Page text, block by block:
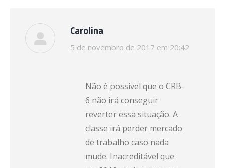
Carolina
disse:
5 de novembro de 2017 em 20:42
Não é possível que o CRB-
6 não irá conseguir
reverter essa situação. A
classe irá perder mercado
de trabalho caso nada
mude. Inacreditável que